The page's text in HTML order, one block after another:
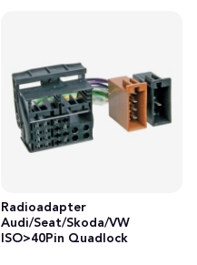
Radioadapter
Audi/Seat/Skoda/VW
ISO>40Pin Quadlock